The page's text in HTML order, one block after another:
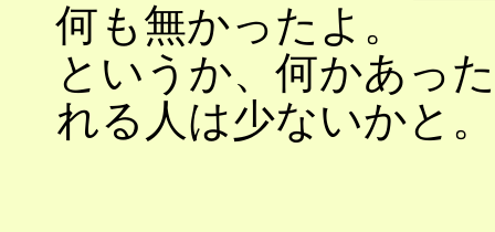
何も無かったよ。
というか、何かあっ
れる人は少ないかと。